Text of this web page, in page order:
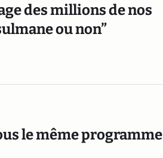
des millions de nos
ou non”
le même programme